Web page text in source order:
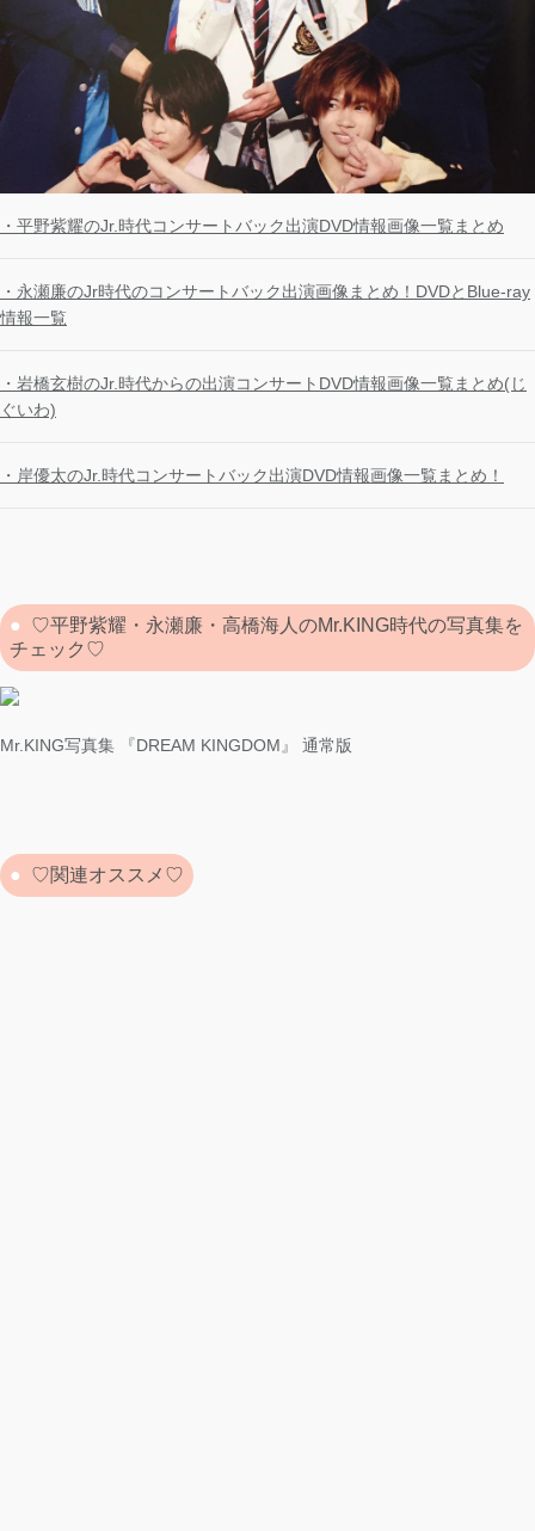
・平野紫耀のJr.時代コンサートバック出演DVD情報画像一覧まとめ
・永瀬廉のJr時代のコンサートバック出演画像まとめ！DVDとBlue-ray
情報一覧
・岩橋玄樹のJr.時代からの出演コンサートDVD情報画像一覧まとめ(じ
ぐいわ)
・岸優太のJr.時代コンサートバック出演DVD情報画像一覧まとめ！
♡平野紫耀・永瀬廉・高橋海人のMr.KING時代の写真集を
チェック♡
Mr.KING写真集 『DREAM KINGDOM』 通常版
♡関連オススメ♡